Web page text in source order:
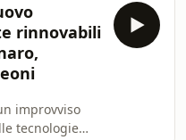
energia
fonti
ci sono
il
rinnovabili,
normativi
la situazio
rinnovabili
improvviso
tecnologie